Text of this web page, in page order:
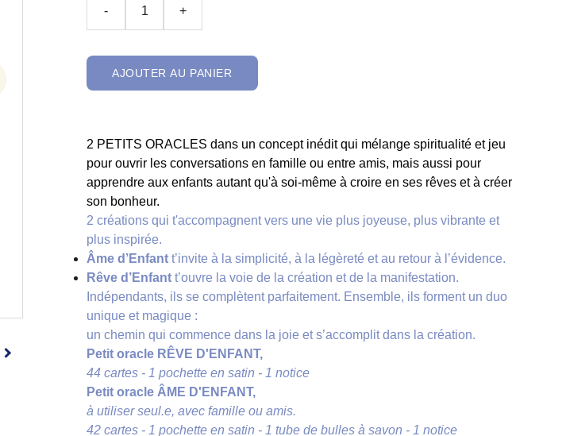
- +
AJOUTER AU PANIER
2 PETITS ORACLES dans un concept inédit qui mélange spiritualité et jeu
pour ouvrir les conversations en famille ou entre amis, mais aussi pour
apprendre aux enfants autant qu'à soi-même à croire en ses rêves et à créer
son bonheur.
2 créations qui t'accompagnent vers une vie plus joyeuse, plus vibrante et
plus inspirée.
Âme d’Enfant t’invite à la simplicité, à la légèreté et au retour à l’évidence.
Rêve d’Enfant t’ouvre la voie de la création et de la manifestation.
Indépendants, ils se complètent parfaitement. Ensemble, ils forment un duo
unique et magique :
un chemin qui commence dans la joie et s’accomplit dans la création.
Petit oracle RÊVE D'ENFANT,
44 cartes - 1 pochette en satin - 1 notice
Petit oracle ÂME D'ENFANT,
à utiliser seul.e, avec famille ou amis.
42 cartes - 1 pochette en satin - 1 tube de bulles à savon - 1 notice